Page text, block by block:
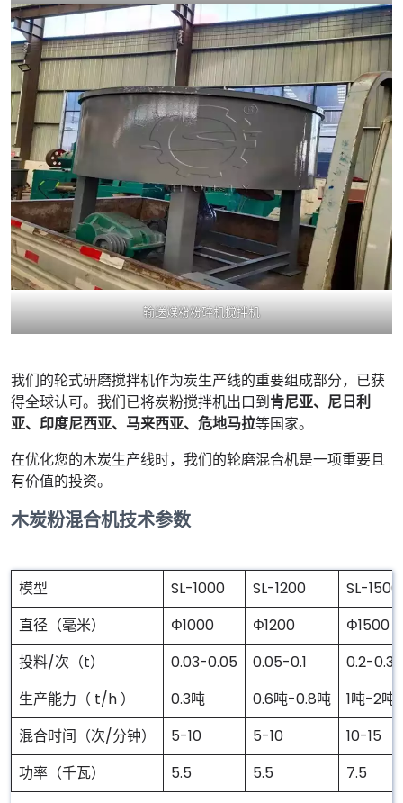
输送煤粉粉碎机搅拌机
我们的轮式研磨搅拌机作为炭生产线的重要组成部分，已获
得全球认可。我们已将炭粉搅拌机出口到肯尼亚、尼日利
亚、印度尼西亚、马来西亚、危地马拉等国家。
在优化您的木炭生产线时，我们的轮磨混合机是一项重要且
有价值的投资。
木炭粉混合机技术参数
模型 SL-1000 SL-1200
SL-1500
直径（毫米）
Φ1000 Φ1200
Φ1500
投料/次（t）
0.03-0.05 0.05-0.1
0.2-0.3
生产能力（ t/h ）
0.3吨 0.6吨-0.8吨
1吨-2吨
混合时间（次/分钟）
5-10 5-10
10-15
功率（千瓦）
5.5 5.5 7.5